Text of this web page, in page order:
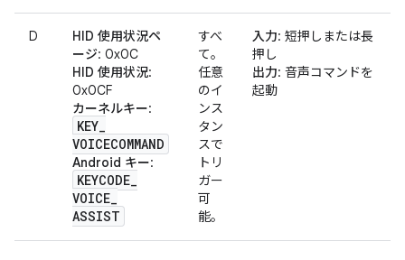
D
HID 使用状況ペ
ージ: 0x0C
HID 使用状況:
0x0CF
カーネルキー:
KEY_
VOICECOMMAND
Android キー:
KEYCODE_
VOICE_
ASSIST
すべ
て。
任意
のイ
ンス
タン
スで
トリ
ガー
可
能。
入力: 短押しまたは長
押し
出力: 音声コマンドを
起動